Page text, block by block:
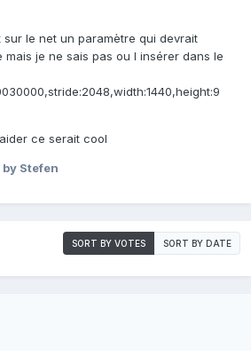
le net un paramètre qui devrait
je ne sais pas ou l insérer dans le
ce serait cool
by Stefen
SORT BY VOTES SORT BY DATE